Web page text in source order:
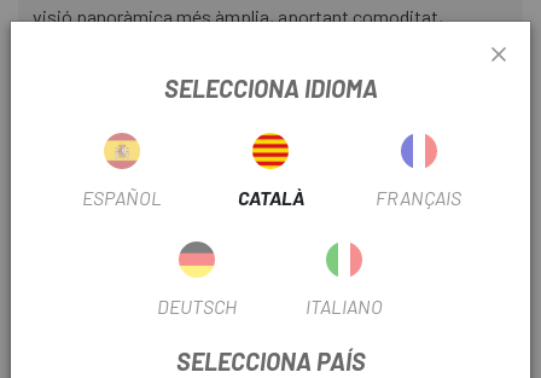
visió panoràmica més àmplia, aportant comoditat,
lleugeresa i estabilitat durant qualsevol pràctica esportiva.
A més, consta d'un mecanisme regulable amb el qual pots
adaptar l'accessori específicament a las dimensions que
ofereix cada nas.
classificació, la qual es desglossa des del 0 fins al 4 a partir
Aquest fet implica que el vidre és capaç d'absorbir entre el
SELECCIONA IDIOMA
ESPAÑOL CATALÀ FRANÇAIS
DEUTSCH ITALIANO
SELECCIONA PAÍS